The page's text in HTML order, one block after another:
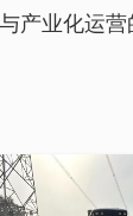
产业化运